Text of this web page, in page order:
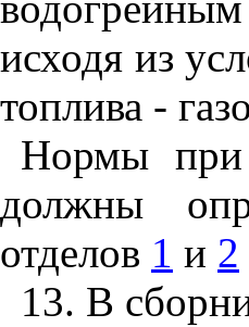
исходя из
топлива -
Нормы при
должны
отделов 1 и 2
13. В